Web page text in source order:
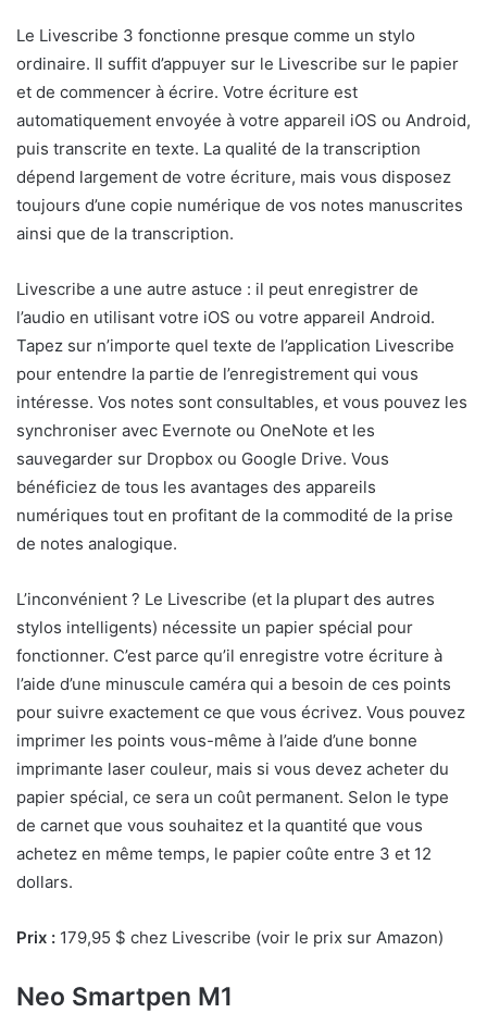
Le Livescribe 3 fonctionne presque comme un stylo
ordinaire. Il suffit d’appuyer sur le Livescribe sur le papier
et de commencer à écrire. Votre écriture est
automatiquement envoyée à votre appareil iOS ou Android,
puis transcrite en texte. La qualité de la transcription
dépend largement de votre écriture, mais vous disposez
toujours d’une copie numérique de vos notes manuscrites
ainsi que de la transcription.
Livescribe a une autre astuce : il peut enregistrer de
l’audio en utilisant votre iOS ou votre appareil Android.
Tapez sur n’importe quel texte de l’application Livescribe
pour entendre la partie de l’enregistrement qui vous
intéresse. Vos notes sont consultables, et vous pouvez les
synchroniser avec Evernote ou OneNote et les
sauvegarder sur Dropbox ou Google Drive. Vous
bénéficiez de tous les avantages des appareils
numériques tout en profitant de la commodité de la prise
de notes analogique.
L’inconvénient ? Le Livescribe (et la plupart des autres
stylos intelligents) nécessite un papier spécial pour
fonctionner. C’est parce qu’il enregistre votre écriture à
l’aide d’une minuscule caméra qui a besoin de ces points
pour suivre exactement ce que vous écrivez. Vous pouvez
imprimer les points vous-même à l’aide d’une bonne
imprimante laser couleur, mais si vous devez acheter du
papier spécial, ce sera un coût permanent. Selon le type
de carnet que vous souhaitez et la quantité que vous
achetez en même temps, le papier coûte entre 3 et 12
dollars.
Prix : 179,95 $ chez Livescribe (voir le prix sur Amazon)
Neo Smartpen M1